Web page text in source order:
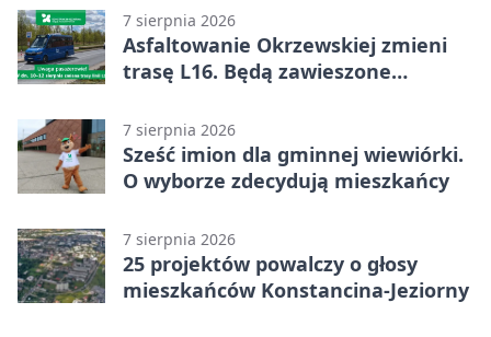
7 sierpnia 2026
Asfaltowanie Okrzewskiej zmieni
trasę L16. Będą zawieszone
7 sierpnia 2026
Sześć imion dla gminnej wiewiórki.
O wyborze zdecydują mieszkańcy
7 sierpnia 2026
25 projektów powalczy o głosy
mieszkańców Konstancina-Jeziorny